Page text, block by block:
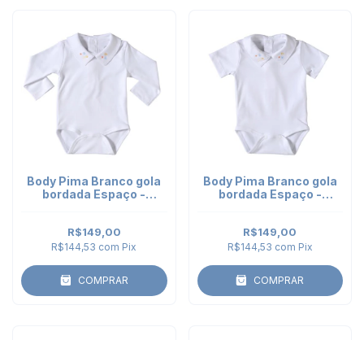
Body Pima Branco gola
bordada Espaço -
R$149,00
R$144,53 com Pix
COMPRAR
Body Pima Branco gola
bordada Espaço -
R$149,00
R$144,53 com Pix
COMPRAR